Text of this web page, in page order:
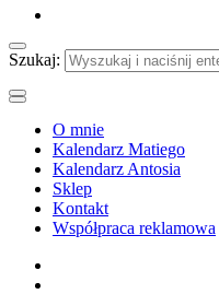
Szukaj:
O mnie
Kalendarz Matiego
Kalendarz Antosia
Sklep
Kontakt
Współpraca reklamowa